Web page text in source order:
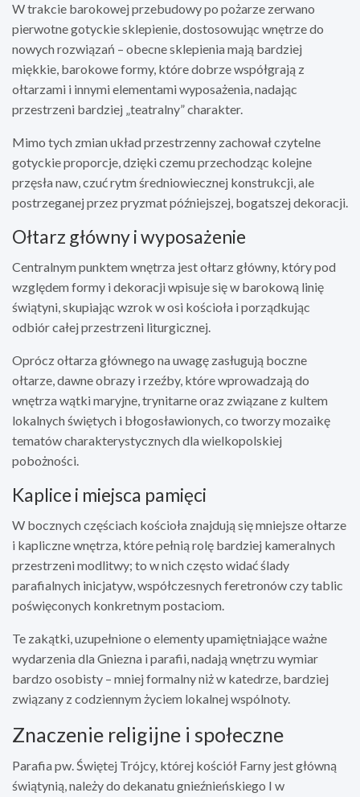
W trakcie barokowej przebudowy po pożarze zerwano
pierwotne gotyckie sklepienie, dostosowując wnętrze do
nowych rozwiązań – obecne sklepienia mają bardziej
miękkie, barokowe formy, które dobrze współgrają z
ołtarzami i innymi elementami wyposażenia, nadając
przestrzeni bardziej „teatralny” charakter.
Mimo tych zmian układ przestrzenny zachował czytelne
gotyckie proporcje, dzięki czemu przechodząc kolejne
przęsła naw, czuć rytm średniowiecznej konstrukcji, ale
postrzeganej przez pryzmat późniejszej, bogatszej dekoracji.
Ołtarz główny i wyposażenie
Centralnym punktem wnętrza jest ołtarz główny, który pod
względem formy i dekoracji wpisuje się w barokową linię
świątyni, skupiając wzrok w osi kościoła i porządkując
odbiór całej przestrzeni liturgicznej.
Oprócz ołtarza głównego na uwagę zasługują boczne
ołtarze, dawne obrazy i rzeźby, które wprowadzają do
wnętrza wątki maryjne, trynitarne oraz związane z kultem
lokalnych świętych i błogosławionych, co tworzy mozaikę
tematów charakterystycznych dla wielkopolskiej
pobożności.
Kaplice i miejsca pamięci
W bocznych częściach kościoła znajdują się mniejsze ołtarze
i kapliczne wnętrza, które pełnią rolę bardziej kameralnych
przestrzeni modlitwy; to w nich często widać ślady
parafialnych inicjatyw, współczesnych feretronów czy tablic
poświęconych konkretnym postaciom.
Te zakątki, uzupełnione o elementy upamiętniające ważne
wydarzenia dla Gniezna i parafii, nadają wnętrzu wymiar
bardzo osobisty – mniej formalny niż w katedrze, bardziej
związany z codziennym życiem lokalnej wspólnoty.
Znaczenie religijne i społeczne
Parafia pw. Świętej Trójcy, której kościół Farny jest główną
świątynią, należy do dekanatu gnieźnieńskiego I w